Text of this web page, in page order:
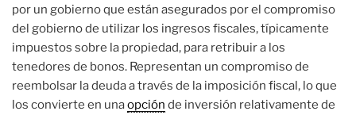
por un gobierno que están asegurados por el compromiso
del gobierno de utilizar los ingresos fiscales, típicamente
impuestos sobre la propiedad, para retribuir a los
tenedores de bonos. Representan un compromiso de
reembolsar la deuda a través de la imposición fiscal, lo que
los convierte en unaopción de inversión relativamente de